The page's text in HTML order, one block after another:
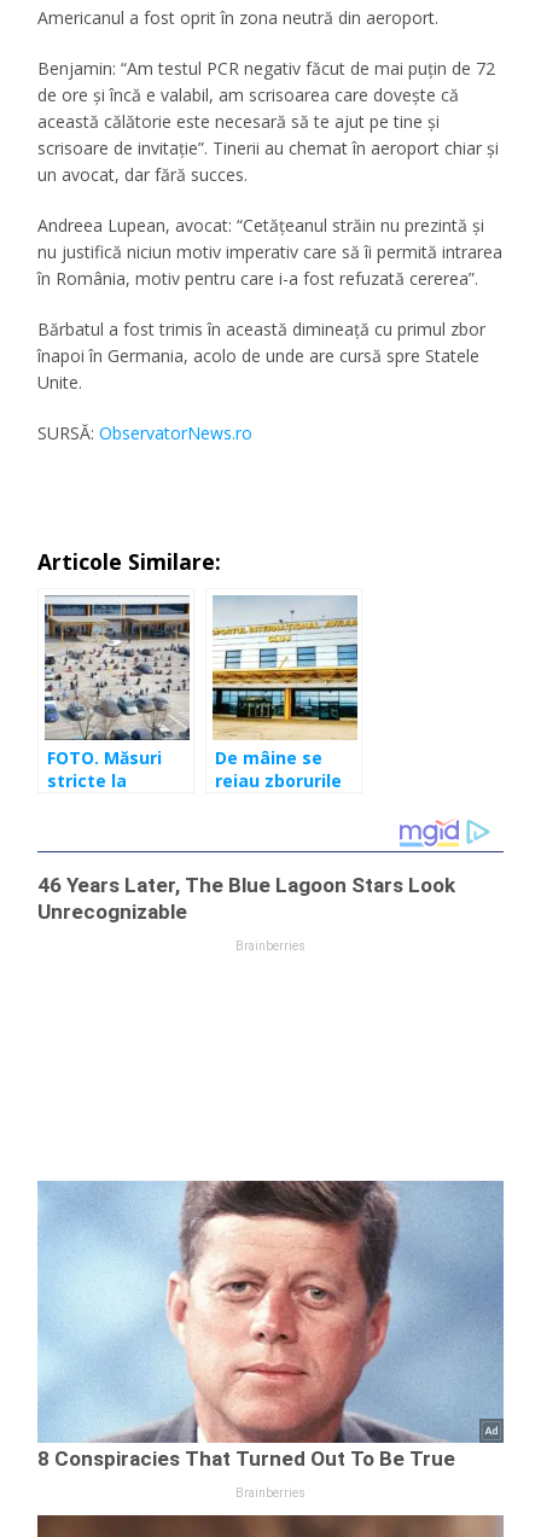
Americanul a fost oprit în zona neutră din aeroport.
Benjamin:“Am testul PCR negativ făcut de mai puţin de 72
de ore şi încă e valabil, am scrisoarea care doveşte că
această călătorie este necesară să te ajut pe tine şi
scrisoare de invitaţie”. Tinerii au chemat în aeroport chiar şi
un avocat, dar fără succes.
Andreea Lupean, avocat: “Cetăţeanul străin nu prezintă şi
nu justifică niciun motiv imperativ care să îi permită intrarea
în România, motiv pentru care i-a fost refuzată cererea”.
Bărbatul a fost trimis în această dimineaţă cu primul zbor
înapoi în Germania, acolo de unde are cursă spre Statele
Unite.
SURSĂ:ObservatorNews.ro
Articole Similare:
FOTO. Măsuri
stricte la
așteaptă
autorizarea
zborurilor spre
Germania
De mâine se
reiau zborurile
Austria și Elveția